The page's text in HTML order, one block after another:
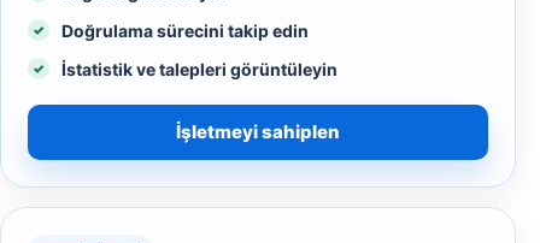
Doğrulama sürecini takip edin
İstatistik ve talepleri görüntüleyin
İşletmeyi sahiplen